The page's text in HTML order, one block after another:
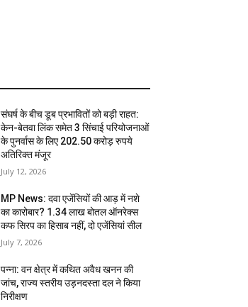
संघर्ष के बीच डूब प्रभावितों को बड़ी राहत:
केन-बेतवा लिंक समेत 3 सिंचाई परियोजनाओं
के पुनर्वास के लिए 202.50 करोड़ रुपये
अतिरिक्त मंजूर
July 12, 2026
MP News: दवा एजेंसियों की आड़ में नशे
का कारोबार? 1.34 लाख बोतल ऑनरेक्स
कफ सिरप का हिसाब नहीं, दो एजेंसियां सील
July 7, 2026
पन्ना: वन क्षेत्र में कथित अवैध खनन की
जांच, राज्य स्तरीय उड़नदस्ता दल ने किया
निरीक्षण